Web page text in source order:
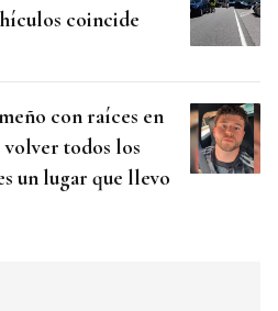
coincide
con raíces en
volver todos los
un lugar que llevo